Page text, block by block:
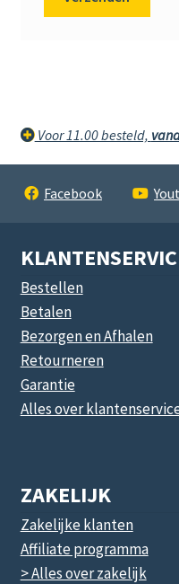
Voor 11.00 besteld,
Facebook
Bestellen
Betalen
Bezorgen en Afhalen
Retourneren
Garantie
Alles over
ZAKELIJK
Zakelijke klanten
Affiliate programma
> Alles over zakelijk